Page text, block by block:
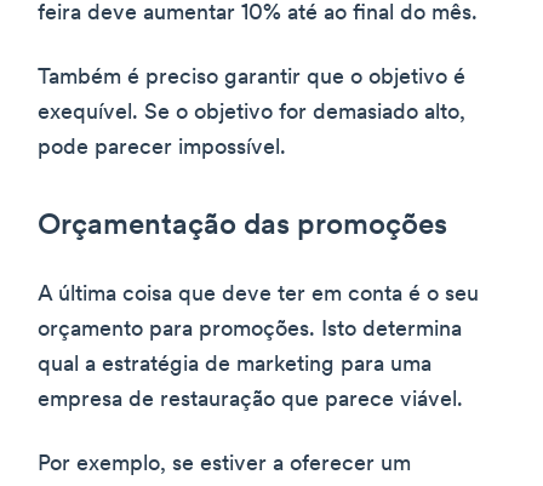
feira deve aumentar 10% até ao final do mês.
Também é preciso garantir que o objetivo é
exequível. Se o objetivo for demasiado alto,
pode parecer impossível.
Orçamentação das promoções
A última coisa que deve ter em conta é o seu
orçamento para promoções. Isto determina
qual a estratégia de marketing para uma
empresa de restauração que parece viável.
Por exemplo, se estiver a oferecer um